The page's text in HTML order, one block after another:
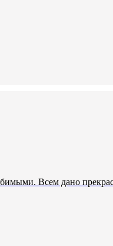
Всем дано